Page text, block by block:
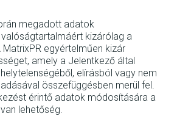
megadott adatok
kizárólag a
egyértelműen kizár
amely a Jelentkező által
elírásból vagy nem
összefüggésben merül fel.
érintő adatok módosítására a
lehetőség.